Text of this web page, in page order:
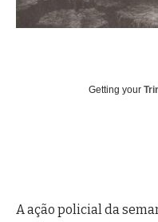
Getting your
A ação policial da